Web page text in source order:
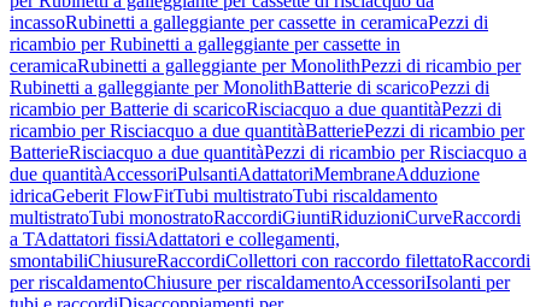
incassoRubinetti a galleggiante per cassette in ceramicaPezzi di
ricambio per Rubinetti a galleggiante per cassette in
ceramicaRubinetti a galleggiante per MonolithPezzi di ricambio per
Rubinetti a galleggiante per MonolithBatterie di scaricoPezzi di
ricambio per Batterie di scaricoRisciacquo a due quantitàPezzi di
ricambio per Risciacquo a due quantitàBatteriePezzi di ricambio per
BatterieRisciacquo a due quantitàPezzi di ricambio per Risciacquo a
due quantitàAccessoriPulsantiAdattatoriMembraneAdduzione
idricaGeberit FlowFitTubi multistratoTubi riscaldamento
multistratoTubi monostratoRaccordiGiuntiRiduzioniCurveRaccordi
a TAdattatori fissiAdattatori e collegamenti,
smontabiliChiusureRaccordiCollettori con raccordo filettatoRaccordi
per riscaldamentoChiusure per riscaldamentoAccessoriIsolanti per